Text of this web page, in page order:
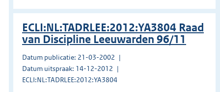
ECLI:NL:TADRLEE:2012:YA3804 Raad
van Discipline Leeuwarden 96/11
Datum publicatie: 21-03-2002
Datum uitspraak: 14-12-2012
ECLI:NL:TADRLEE:2012:YA3804